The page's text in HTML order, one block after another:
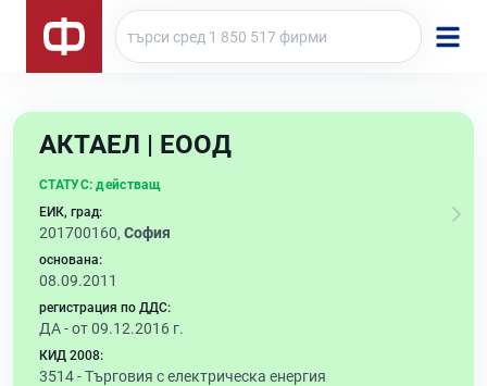
АКТАЕЛ | ЕООД
СТАТУС: действащ
ЕИК, град:
201700160, София
основана:
08.09.2011
регистрация по ДДС:
ДА - от 09.12.2016 г.
КИД 2008:
3514 -Търговия с електрическа енергия